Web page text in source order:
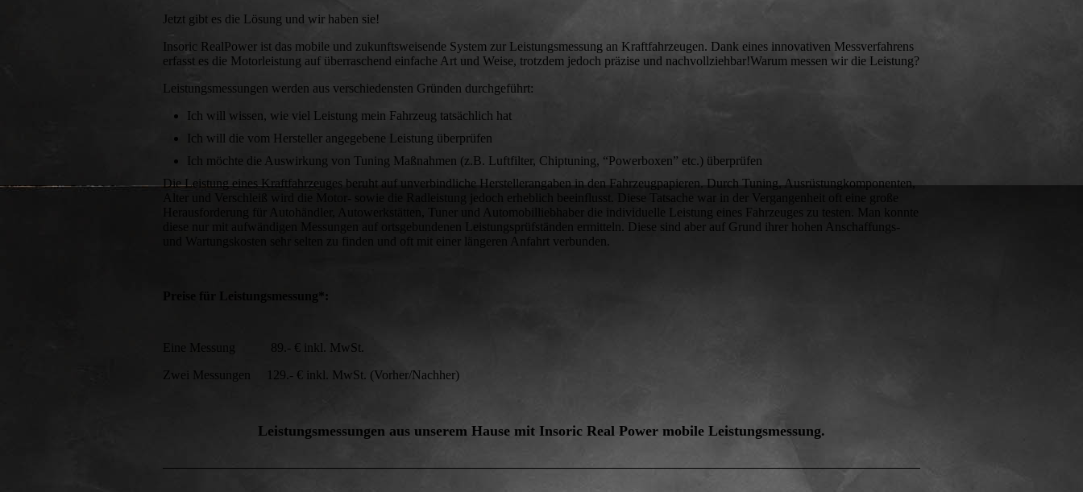
Jetzt gibt es die Lösung und wir haben sie!
Insoric RealPower ist das mobile und zukunftsweisende System zur Leistungsmessung an Kraftfahrzeugen. Dank eines innovativen Messverfahrens
erfasst es die Motorleistung auf überraschend einfache Art und Weise, trotzdem jedoch präzise und nachvollziehbar!Warum messen wir die Leistung?
Leistungsmessungen werden aus verschiedensten Gründen durchgeführt:
Ich will wissen, wie viel Leistung mein Fahrzeug tatsächlich hat
Ich will die vom Hersteller angegebene Leistung überprüfen
Ich möchte die Auswirkung von Tuning Maßnahmen (z.B. Luftfilter, Chiptuning, “Powerboxen” etc.) überprüfen
Die Leistung eines Kraftfahrzeuges beruht auf unverbindliche Herstellerangaben in den Fahrzeugpapieren. Durch Tuning, Ausrüstungkomponenten,
Alter und Verschleiß wird die Motor- sowie die Radleistung jedoch erheblich beeinflusst. Diese Tatsache war in der Vergangenheit oft eine große
Herausforderung für Autohändler, Autowerkstätten, Tuner und Automobilliebhaber die individuelle Leistung eines Fahrzeuges zu testen. Man konnte
diese nur mit aufwändigen Messungen auf ortsgebundenen Leistungsprüfständen ermitteln. Diese sind aber auf Grund ihrer hohen Anschaffungs-
und Wartungskosten sehr selten zu finden und oft mit einer längeren Anfahrt verbunden.
Preise für Leistungsmessung*:
Eine Messung 89.- € inkl. MwSt.
Zwei Messungen 129.- € inkl. MwSt. (Vorher/Nachher)
Leistungsmessungen aus unserem Hause mit Insoric Real Power mobile Leistungsmessung.